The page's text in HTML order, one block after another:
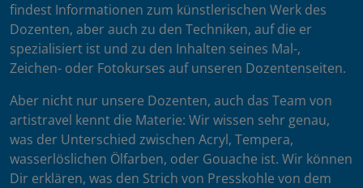
findest Informationen zum künstlerischen Werk des
Dozenten, aber auch zu den Techniken, auf die er
spezialisiert ist und zu den Inhalten seines Mal-,
Zeichen- oder Fotokurses auf unseren Dozentenseiten.
Aber nicht nur unsere Dozenten, auch das Team von
artistravel kennt die Materie: Wir wissen sehr genau,
was der Unterschied zwischen Acryl, Tempera,
wasserlöslichen Ölfarben, oder Gouache ist. Wir können
Dir erklären, was den Strich von Presskohle von dem